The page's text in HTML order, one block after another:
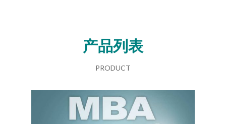
产品列表
PRODUCT